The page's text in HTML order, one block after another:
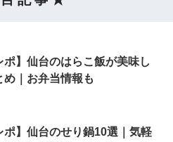
ポ】仙台のはらこ飯が美味し
め｜お弁当情報も
ポ】仙台のせり鍋10選｜気軽